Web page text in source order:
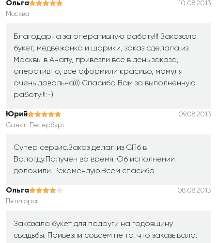
Ольга
10.08.2013
Москва
Благодарна за оперативную работу!!! Заказала
букет, медвежонка и шарики, заказ сделала из
Москвы в Анапу, привезли все в день заказа,
оперативно, все оформили красиво, мамуля
очень довольна))) Спасибо Вам за выполненную
работу!!!:-)
Юрий
09.08.2013
Санкт-Петербург
Супер сервис.Заказ делал из СПб в
Вологду.Получен во время. Об исполнении
доложили. Рекомендую.Всем спасибо.
Ольга
08.08.2013
Пятигорск
Заказала букет для подруги на годовщину
свадьбы. Привезли совсем не то, что заказывала.